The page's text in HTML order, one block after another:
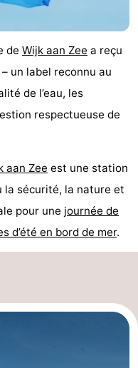
de Wijk aan Zee a reçu
– un label reconnu au
de l’eau, les
respectueuse de
aan Zee est une station
la sécurité, la nature et
pour une journée de
d’été en bord de mer.